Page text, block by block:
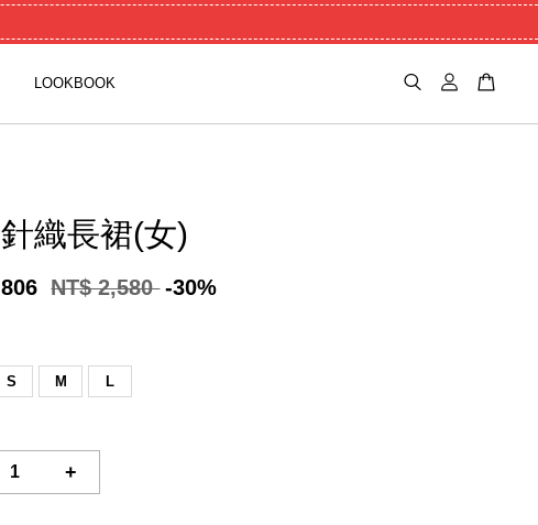
LOOKBOOK
織長裙(女)
NT$ 2,580 -30%
S M L
+